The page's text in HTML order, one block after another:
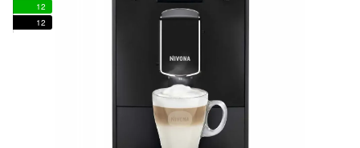
12
12